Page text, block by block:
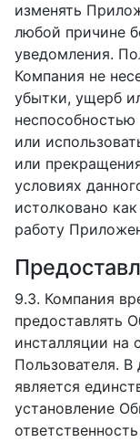
изменять
любой причине
уведомления.
Компания не
убытки, ущерб
неспособностью
или
или
условиях
истолковано
работу
9.3. Компания
предоставлять
инсталляции на
Пользователя. В
является
установление